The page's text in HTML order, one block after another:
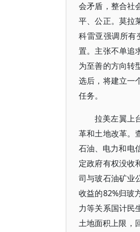
会矛盾，整合社
平、公正。莫拉
科雷亚强调所有
置。主张不单追
为至善的方向转
选后，将建立一
任务。
拉美左翼上
革和土地改革。
石油、电力和电
定政府有权没收
司与玻石油矿业
收益的82%归玻
力等关系国计民
土地面积上限，